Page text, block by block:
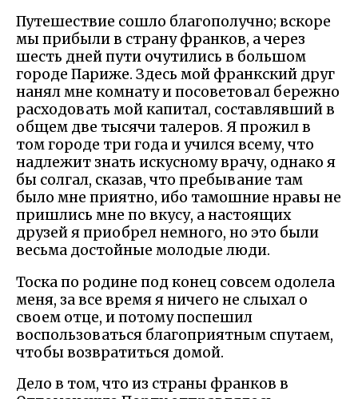
Путешествие сошло благополучно; вскоре
мы прибыли в страну франков, а через
шесть дней пути очутились в большом
городе Париже. Здесь мой франкский друг
нанял мне комнату и посоветовал бережно
расходовать мой капитал, составлявший в
общем две тысячи талеров. Я прожил в
том городе три года и учился всему, что
надлежит знать искусному врачу, однако я
бы солгал, сказав, что пребывание там
было мне приятно, ибо тамошние нравы не
пришлись мне по вкусу, а настоящих
друзей я приобрел немного, но это были
весьма достойные молодые люди.
Тоска по родине под конец совсем одолела
меня, за все время я ничего не слыхал о
своем отце, и потому поспешил
воспользоваться благоприятным спутаем,
чтобы возвратиться домой.
Дело в том, что из страны франков в